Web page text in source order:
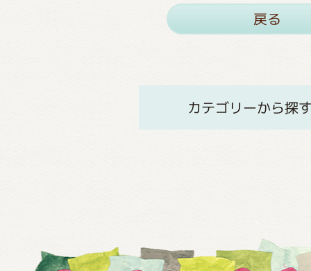
戻る
カテゴリーから探